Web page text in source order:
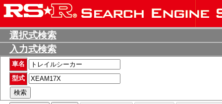
選択式検索
入力式検索
車名
型式